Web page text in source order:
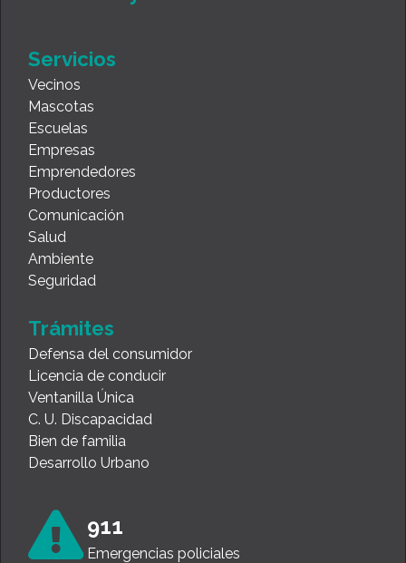
Servicios
Vecinos
Mascotas
Escuelas
Empresas
Emprendedores
Productores
Comunicación
Salud
Ambiente
Seguridad
Trámites
Defensa del consumidor
Licencia de conducir
Ventanilla Única
C. U. Discapacidad
Bien de familia
Desarrollo Urbano
911
Emergencias policiales